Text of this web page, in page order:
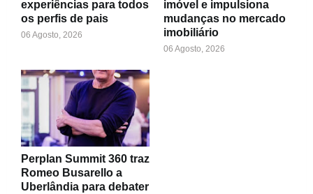
experiências para todos
os perfis de pais
06 Agosto, 2026
imóvel e impulsiona
mudanças no mercado
imobiliário
06 Agosto, 2026
Perplan Summit 360 traz
Romeo Busarello a
Uberlândia para debater